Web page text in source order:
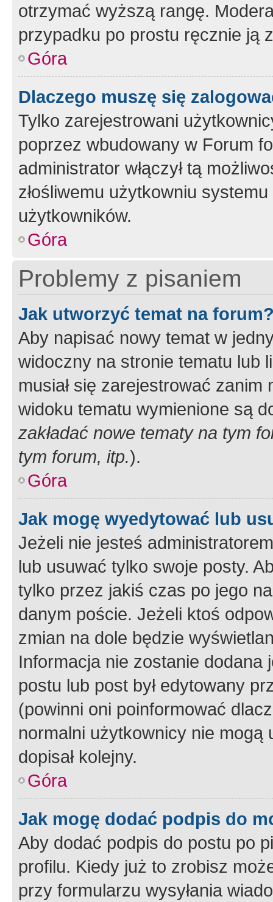
otrzymać wyższą rangę.
przypadku po prostu ręcznie ją
Góra
Dlaczego muszę się
Tylko zarejestrowani
poprzez wbudowany w Forum
administrator włączył tą
złośliwemu użytkowniu
użytkowników.
Góra
Problemy z pisaniem
Jak utworzyć temat na
Aby napisać nowy temat w
widoczny na stronie tematu lub
musiał się zarejestrować
widoku tematu wymienione są
zakładać nowe tematy na tym
tym forum, itp.).
Góra
Jak mogę wyedytować lub
Jeżeli nie jesteś
lub usuwać tylko swoje posty.
tylko przez jakiś czas po jego
danym poście. Jeżeli ktoś
zmian na dole będzie
Informacja nie zostanie dodana
postu lub post był edytowany
(powinni oni poinformować
normalni użytkownicy nie
dopisał kolejny.
Góra
Jak mogę dodać podpis do
Aby dodać podpis do postu po
profilu. Kiedy już to zrobisz
przy formularzu wysyłania